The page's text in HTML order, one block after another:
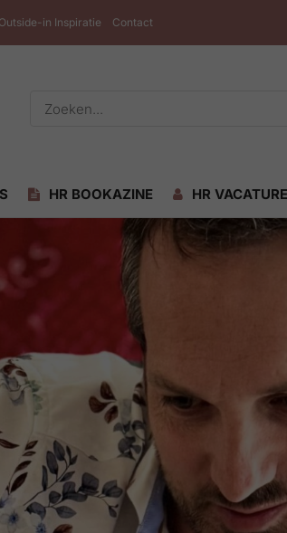
Outside-in Inspiratie Contact
HR BOOKAZINE HR